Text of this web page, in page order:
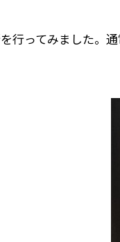
行ってみました。